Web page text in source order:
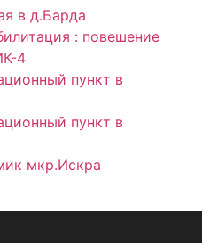
в д.Барда
: повешение
4
пункт в
пункт в
мкр.Искра